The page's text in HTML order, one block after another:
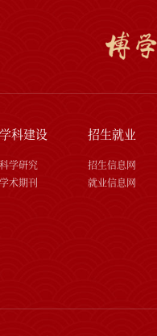
学科建设
科学研究
学术期刊
招生就业
招生信息网
就业信息网